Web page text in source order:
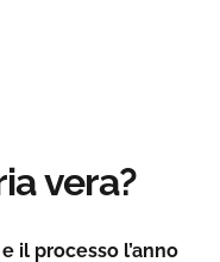
vera?
il processo l’anno